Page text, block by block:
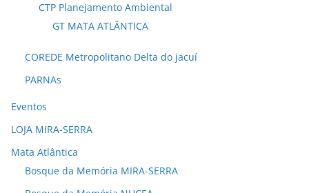
CTP Planejamento Ambiental
GT MATA ATLÂNTICA
COREDE Metropolitano Delta do jacuí
PARNAs
Eventos
LOJA MIRA-SERRA
Mata Atlântica
Bosque da Memória MIRA-SERRA